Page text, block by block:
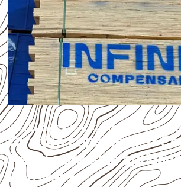
UTILIZAÇÃO E CUIDADOS DO
Quando considerar o
Naval para uma
Pereiras?